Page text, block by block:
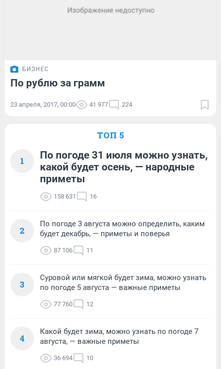
БИЗНЕС
По рублю за грамм
23 апреля, 2017, 00:00 41 977 224
ТОП 5
1
По погоде 31 июля можно узнать,
какой будет осень, — народные
приметы
158 631 16
2
По погоде 3 августа можно определить, каким
будет декабрь, — приметы и поверья
87 106 11
3
Суровой или мягкой будет зима, можно узнать
по погоде 5 августа — важные приметы
77 760 12
4
Какой будет зима, можно узнать по погоде 7
августа, — важные приметы
36 694 10